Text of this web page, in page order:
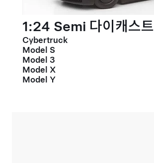
1:24 Semi 다이캐스트
Cybertruck
Model S
Model 3
Model X
Model Y